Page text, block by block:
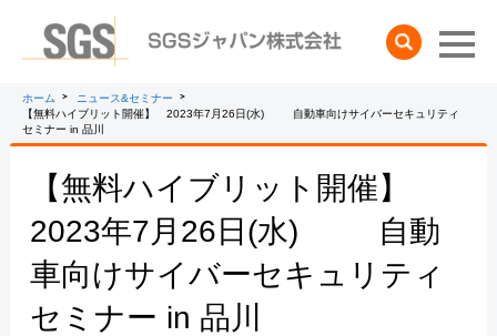
検索
ホーム
ニュース&セミナー
【無料ハイブリット開催】 2023年7月26日(水) 自動車向けサイバーセキュリティ
セミナー in 品川
【無料ハイブリット開催】
2023年7月26日(水) 自動
車向けサイバーセキュリティ
セミナー in 品川